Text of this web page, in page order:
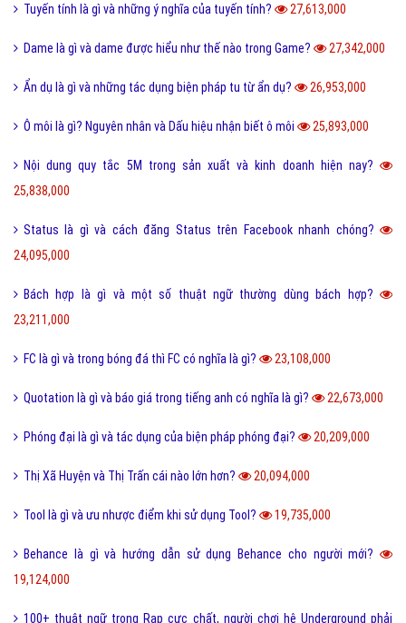
Tuyến tính là gì và những ý nghĩa của tuyến tính? 27,613,000
Dame là gì và dame được hiểu như thế nào trong Game? 27,342,000
Ẩn dụ là gì và những tác dụng biện pháp tu từ ẩn dụ? 26,953,000
Ô môi là gì? Nguyên nhân và Dấu hiệu nhận biết ô môi 25,893,000
Nội dung quy tắc 5M trong sản xuất và kinh doanh hiện nay?
25,838,000
Status là gì và cách đăng Status trên Facebook nhanh chóng?
24,095,000
Bách hợp là gì và một số thuật ngữ thường dùng bách hợp?
23,211,000
FC là gì và trong bóng đá thì FC có nghĩa là gì? 23,108,000
Quotation là gì và báo giá trong tiếng anh có nghĩa là gì? 22,673,000
Phóng đại là gì và tác dụng của biện pháp phóng đại? 20,209,000
Thị Xã Huyện và Thị Trấn cái nào lớn hơn? 20,094,000
Tool là gì và ưu nhược điểm khi sử dụng Tool? 19,735,000
Behance là gì và hướng dẫn sử dụng Behance cho người mới?
19,124,000
100+ thuật ngữ trong Rap cực chất, người chơi hệ Underground phải